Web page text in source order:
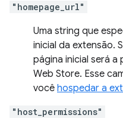
"homepage_url"
Uma string que
inicial da extensão.
página inicial será a
Web Store. Esse
você hospedar a
"host_permissions"